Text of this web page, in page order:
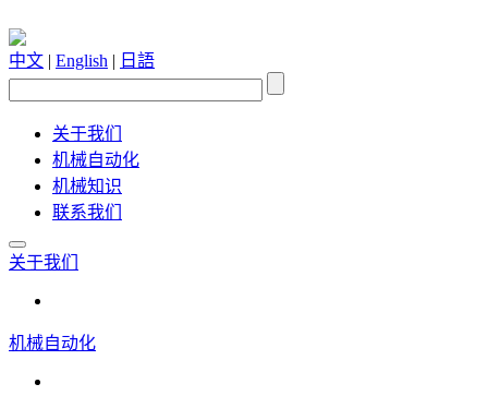
中文 | English | 日語
关于我们
机械自动化
机械知识
联系我们
关于我们
机械自动化